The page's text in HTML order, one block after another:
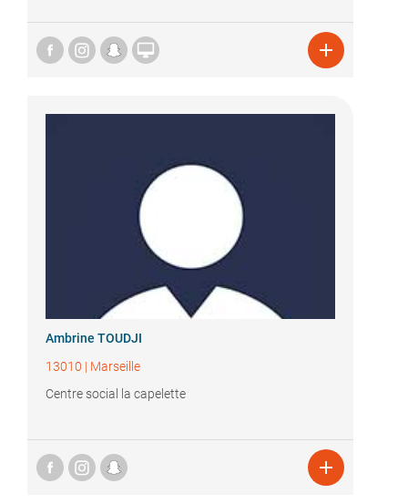
 
Ambrine TOUDJI
13010 | Marseille
Centre social la capelette
